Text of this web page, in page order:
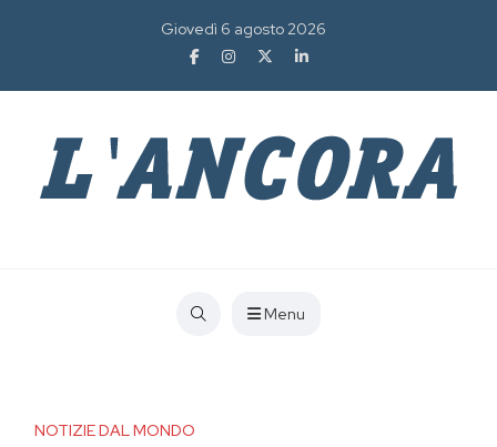
Giovedì 6 agosto 2026
Menu
NOTIZIE DAL MONDO